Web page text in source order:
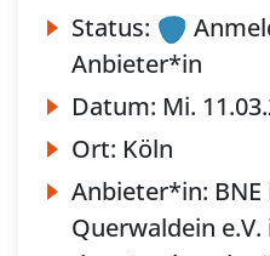
Status:
Anbieter*in
Datum: Mi.
Ort: Köln
Anbieter*in:
Querwaldein